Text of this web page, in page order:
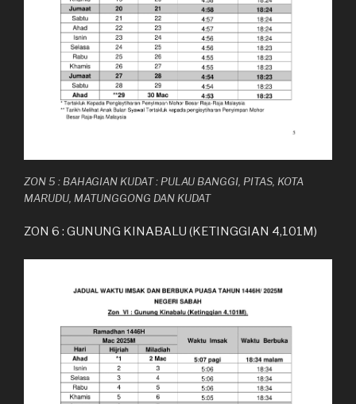
ZON 5 : BAHAGIAN KUDAT : PULAU BANGGI, PITAS, KOTA
MARUDU, MATUNGGONG DAN KUDAT
ZON 6 : GUNUNG KINABALU (KETINGGIAN 4,101M)